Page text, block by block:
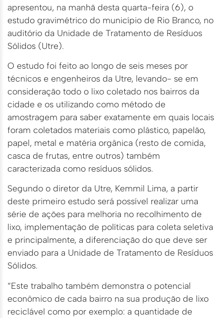
apresentou, na manhã desta quarta-feira (6), o
estudo gravimétrico do município de Rio Branco, no
auditório da Unidade de Tratamento de Resíduos
Sólidos (Utre).
O estudo foi feito ao longo de seis meses por
técnicos e engenheiros da Utre, levando- se em
consideração todo o lixo coletado nos bairros da
cidade e os utilizando como método de
amostragem para saber exatamente em quais locais
foram coletados materiais como plástico, papelão,
papel, metal e matéria orgânica (resto de comida,
casca de frutas, entre outros) também
caracterizada como resíduos sólidos.
Segundo o diretor da Utre, Kemmil Lima, a partir
deste primeiro estudo será possível realizar uma
série de ações para melhoria no recolhimento de
lixo, implementação de políticas para coleta seletiva
e principalmente, a diferenciação do que deve ser
enviado para a Unidade de Tratamento de Resíduos
Sólidos.
“Este trabalho também demonstra o potencial
econômico de cada bairro na sua produção de lixo
reciclável como por exemplo: a quantidade de